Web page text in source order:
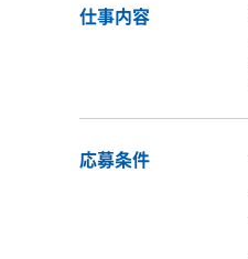
仕事内容
応募条件